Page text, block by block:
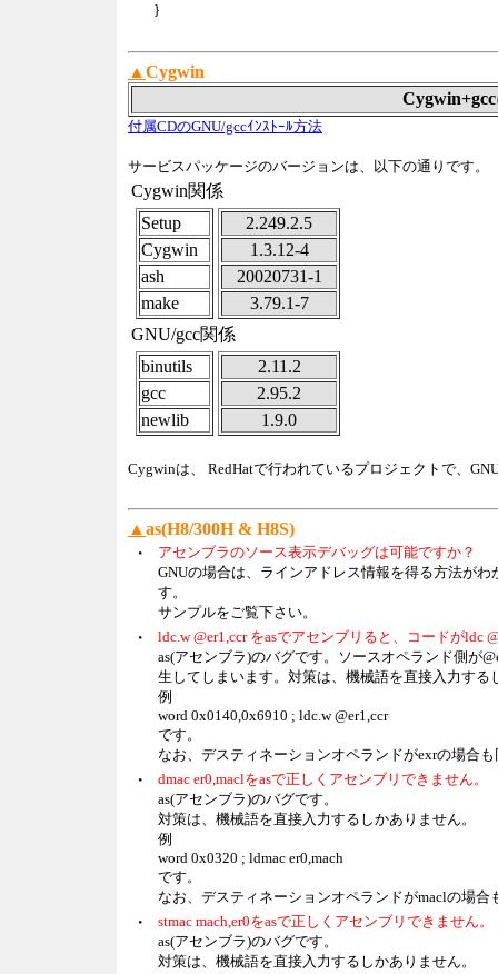
}
▲ Cygwin
付属CDのGNU/gccｲﾝｽﾄｰﾙ方法
サービスパッケージのバージョンは、以下の通りです。
Cygwin関係
Setup
Cygwin
ash
make
2.249.2.5
1.3.12-4
20020731-1
3.79.1-7
GNU/gcc関係
binutils
gcc
newlib
2.11.2
2.95.2
1.9.0
Cygwinは、 RedHatで行われているプロジェクトで、
▲ as(H8/300H & H8S)
・
アセンブラのソース表示デバッグは可能ですか？
GNUの場合は、ラインアドレス情報を得る方法が
す。
サンプルをご覧下さい。
・
ldc.w @er1,ccr をasでアセンブリると、コードがldc
as(アセンブラ)のバグです。ソースオペランド側が
生してしまいます。対策は、機械語を直接入力する
例
word 0x0140,0x6910 ; ldc.w @er1,ccr
です。
なお、デスティネーションオペランドがexrの場合
・
dmac er0,maclをasで正しくアセンブリできません。
as(アセンブラ)のバグです。
対策は、機械語を直接入力するしかありません。
例
word 0x0320 ; ldmac er0,mach
です。
なお、デスティネーションオペランドがmaclの場合
・
stmac mach,er0をasで正しくアセンブリできません。
as(アセンブラ)のバグです。
対策は、機械語を直接入力するしかありません。